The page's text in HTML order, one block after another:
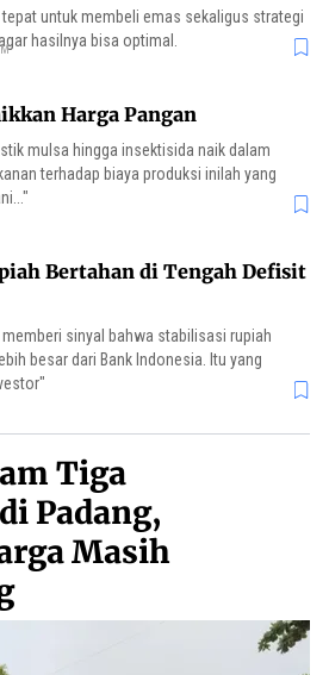
untuk membeli emas sekaligus strategi
hasilnya bisa optimal.
Harga Pangan
mulsa hingga insektisida naik dalam
terhadap biaya produksi inilah yang
Bertahan di Tengah Defisit
sinyal bahwa stabilisasi rupiah
besar dari Bank Indonesia. Itu yang
Tiga
Padang,
Masih